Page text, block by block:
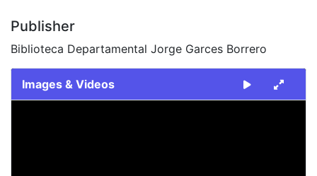
Publisher
Biblioteca Departamental Jorge Garces Borrero
Images & Videos